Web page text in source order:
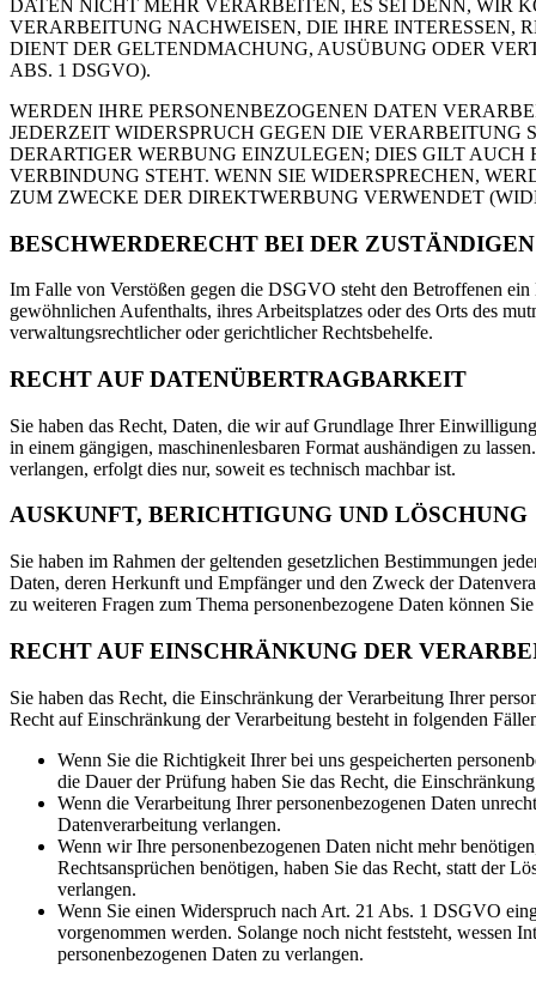
DATEN NICHT MEHR VERARBEITEN, ES SEI DENN, WIR
VERARBEITUNG NACHWEISEN, DIE IHRE INTERESSEN,
DIENT DER GELTENDMACHUNG, AUSÜBUNG ODER
ABS. 1 DSGVO).
WERDEN IHRE PERSONENBEZOGENEN DATEN
JEDERZEIT WIDERSPRUCH GEGEN DIE VERARBEITUNG
DERARTIGER WERBUNG EINZULEGEN; DIES GILT
VERBINDUNG STEHT. WENN SIE WIDERSPRECHEN,
ZUM ZWECKE DER DIREKTWERBUNG VERWENDET
BESCHWERDE­RECHT BEI DER
Im Falle von Verstößen gegen die DSGVO steht den Betroffenen
gewöhnlichen Aufenthalts, ihres Arbeitsplatzes oder des Orts des
verwaltungsrechtlicher oder gerichtlicher Rechtsbehelfe.
RECHT AUF DATEN­ÜBERTRAG­BARKEIT
Sie haben das Recht, Daten, die wir auf Grundlage Ihrer
in einem gängigen, maschinenlesbaren Format aushändigen zu
verlangen, erfolgt dies nur, soweit es technisch machbar ist.
AUSKUNFT, BERICHTIGUNG UND LÖSCHUNG
Sie haben im Rahmen der geltenden gesetzlichen Bestimmungen
Daten, deren Herkunft und Empfänger und den Zweck der
zu weiteren Fragen zum Thema personenbezogene Daten können
RECHT AUF EINSCHRÄNKUNG DER
Sie haben das Recht, die Einschränkung der Verarbeitung Ihrer
Recht auf Einschränkung der Verarbeitung besteht in folgenden
Wenn Sie die Richtigkeit Ihrer bei uns gespeicherten
die Dauer der Prüfung haben Sie das Recht, die
Wenn die Verarbeitung Ihrer personenbezogenen Daten
Datenverarbeitung verlangen.
Wenn wir Ihre personenbezogenen Daten nicht mehr
Rechtsansprüchen benötigen, haben Sie das Recht, statt der
verlangen.
Wenn Sie einen Widerspruch nach Art. 21 Abs. 1 DSGVO
vorgenommen werden. Solange noch nicht feststeht, wessen
personenbezogenen Daten zu verlangen.